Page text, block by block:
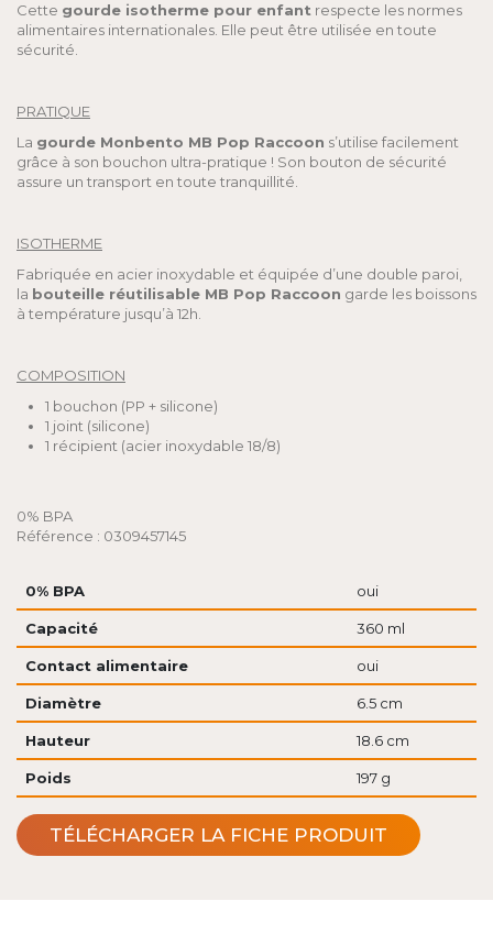
Cette gourde isotherme pour enfant respecte les normes
alimentaires internationales. Elle peut être utilisée en toute
sécurité.
PRATIQUE
La gourde Monbento MB Pop Raccoon s’utilise facilement
grâce à son bouchon ultra-pratique ! Son bouton de sécurité
assure un transport en toute tranquillité.
ISOTHERME
Fabriquée en acier inoxydable et équipée d’une double paroi,
la bouteille réutilisable MB Pop Raccoon garde les boissons
à température jusqu’à 12h.
COMPOSITION
1 bouchon (PP + silicone)
1 joint (silicone)
1 récipient (acier inoxydable 18/8)
0% BPA
Référence : 0309457145
0% BPA oui
Capacité 360 ml
Contact alimentaire oui
Diamètre 6.5 cm
Hauteur 18.6 cm
Poids 197 g
TÉLÉCHARGER LA FICHE PRODUIT